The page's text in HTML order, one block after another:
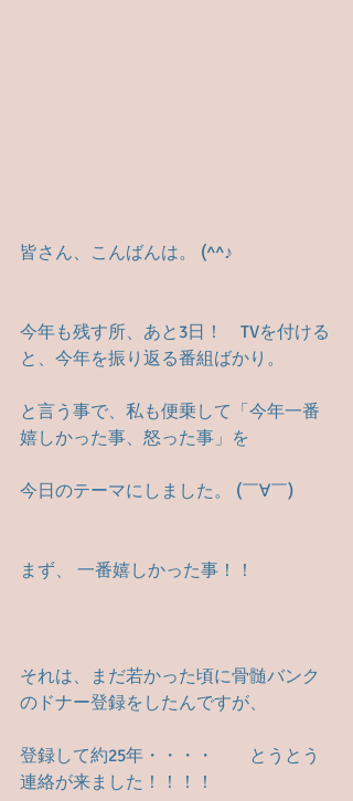
皆さん、こんばんは。 (^^♪
今年も残す所、あと3日！　TVを付ける
と、今年を振り返る番組ばかり。
と言う事で、私も便乗して「今年一番
嬉しかった事、怒った事」を
今日のテーマにしました。 (￣∀￣)
まず、 一番嬉しかった事！！
それは、まだ若かった頃に骨髄バンク
のドナー登録をしたんですが、
登録して約25年・・・・　　とうとう
連絡が来ました！！！！